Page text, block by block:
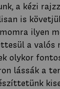
a kézi
is
ilyen
a valós
olykor
lássák a